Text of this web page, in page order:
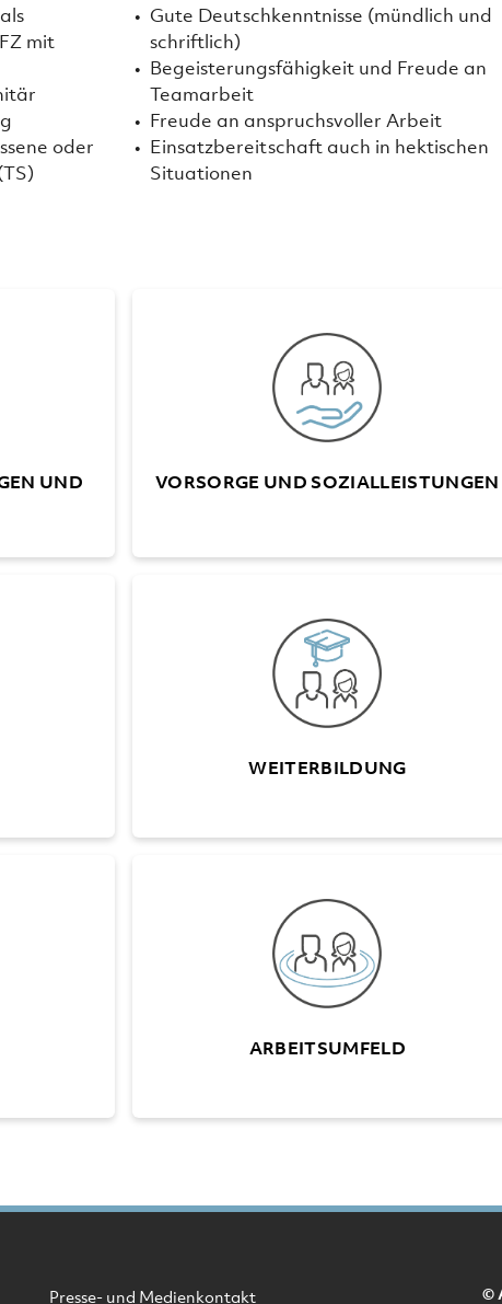
mit
oder
Gute Deutschkenntnisse (mündlich und
schriftlich)
Begeisterungsfähigkeit und Freude an
Teamarbeit
Freude an anspruchsvoller Arbeit
Einsatzbereitschaft auch in hektischen
Situationen
UND
Tage
im
10 DJ)
VORSORGE UND SOZIALLEISTUNGEN
Eigene Personalvorsorgestiftung
(ausgeschlossen A+W Luzern)
Vollumfängliche Prämienübernahme
für die BU/NBU-Versicherung durch
und
WEITERBILDUNG
Internes Weiterbildungs-Programm
(A+W University)
Finanzierungsmodelle für externe
Weiterbildungen
und
ARBEITSUMFELD
Verschiedene Mitarbeiteranlässe
Moderne Büroräumlichkeiten
Zeitgemässe EDV-Ausstattung
Presse- und Medienkontakt ©